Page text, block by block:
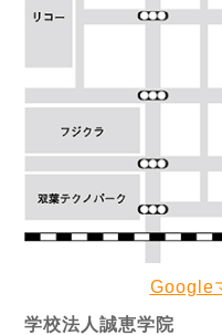
Google
学校法人誠恵学院